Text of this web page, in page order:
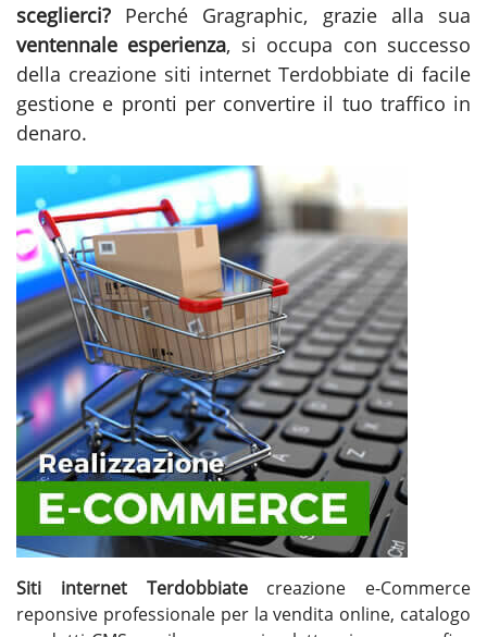
sceglierci? Perché Gragraphic, grazie alla sua
ventennale esperienza, si occupa con successo
della creazione siti internet Terdobbiate di facile
gestione e pronti per convertire il tuo traffico in
denaro.
Siti internet Terdobbiatecreazione e-Commerce
reponsive professionale per la vendita online, catalogo